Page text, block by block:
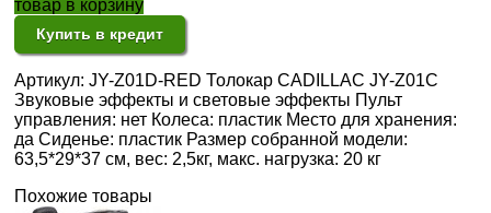
товар в корзину
Купить в кредит
Артикул: JY-Z01D-RED Толокар CADILLAC JY-Z01С
Звуковые эффекты и световые эффекты Пульт
управления: нет Колеса: пластик Место для хранения:
да Сиденье: пластик Размер собранной модели:
63,5*29*37 см, вес: 2,5кг, макс. нагрузка: 20 кг
Похожие товары